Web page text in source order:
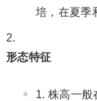
培，在夏季
形态特征
株高一般